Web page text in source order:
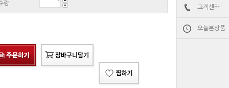
고객센터
오늘본상품
량